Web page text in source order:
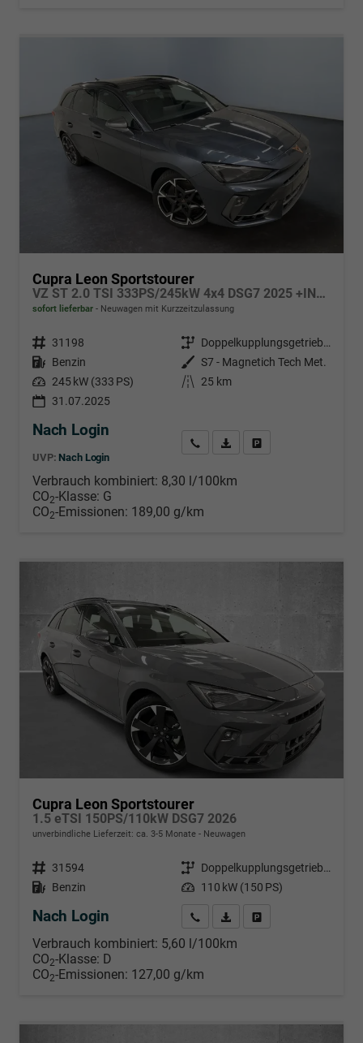
Cupra Leon Sportstourer
VZ ST 2.0 TSI 333PS/245kW 4x4 DSG7 2025 +INT. DRIVE+MATRIX+AHK+Erweiterte Garantie.
sofort lieferbar Neuwagen mit Kurzzeitzulassung
Fahrzeugnr. 31198 Getriebe
Doppelkupplungsgetriebe (DSG)
Kraftstoff Benzin Außenfarbe S7 - Magnetich Tech Met.
Leistung 245 kW (333 PS) Kilometerstand
25 km
31.07.2025
Nach Login
UVP: Nach Login
Wir rufen Sie anPDF-Datei, Fahrzeugexposé
Verbrauch kombiniert: 8,30 l/100km
CO2-Klasse: G
CO2-Emissionen: 189,00 g/km
Cupra Leon Sportstourer
1.5 eTSI 150PS/110kW DSG7 2026
unverbindliche Lieferzeit: ca. 3-5 Monate Neuwagen
Fahrzeugnr. 31594 Getriebe
Doppelkupplungsgetriebe (DSG)
Kraftstoff Benzin Leistung 110 kW (150 PS)
Nach Login Wir rufen Sie anPDF-Datei, Fahrzeugexposé
Verbrauch kombiniert: 5,60 l/100km
CO2-Klasse: D
CO2-Emissionen: 127,00 g/km